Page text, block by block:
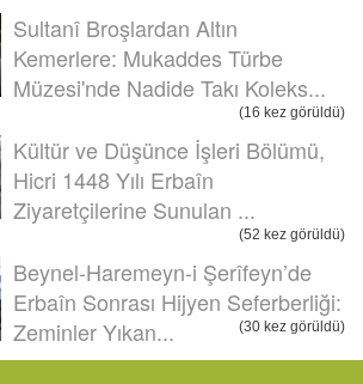
Sultanî Broşlardan Altın
Kemerlere: Mukaddes Türbe
Müzesi'nde Nadide Takı Koleks...
(16 kez görüldü)
Kültür ve Düşünce İşleri Bölümü,
Hicri 1448 Yılı Erbaîn
Ziyaretçilerine Sunulan ...
(52 kez görüldü)
Beynel-Haremeyn-i Şerîfeyn’de
Erbaîn Sonrası Hijyen Seferberliği:
Zeminler Yıkan...
(30 kez görüldü)